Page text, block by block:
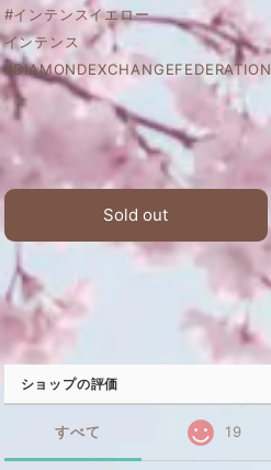
#インテンスイエロー
インテンス
#DIAMONDEXCHANGEFEDERATION
Sold out
ショップの評価
すべて 19